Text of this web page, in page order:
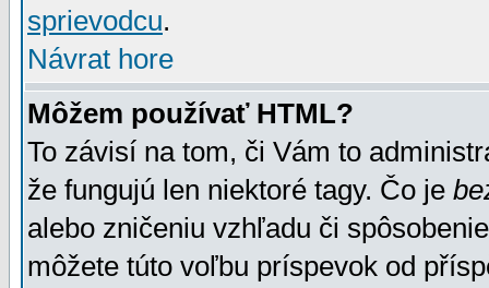
sprievodcu.
Návrat hore
Môžem používať HTML?
To závisí na tom, či Vám to
že fungujú len niektoré tagy. Čo je
alebo zničeniu vzhľadu či
môžete túto voľbu príspevok od